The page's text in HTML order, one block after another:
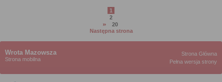
1
2
20
Następna strona
Wrota Mazowsza
Strona mobilna
Strona Główna
Pełna wersja strony